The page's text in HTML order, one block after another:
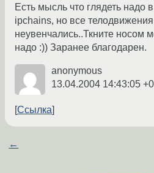
Есть мысль что глядеть надо
ipchains, но все
неувенчались..Ткните носом
надо :)) Заранее благодарен.
anonymous
13.04.2004 14:43:05
Ссылка
←